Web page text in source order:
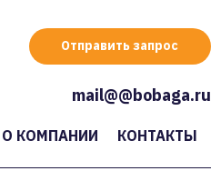
Отправить запрос
mail@@bobaga.ru
О КОМПАНИИ КОНТАКТЫ